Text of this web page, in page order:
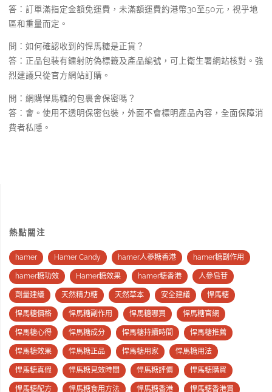
答：訂單滿指定金額免運費，未滿額運費約港幣30至50元，視乎地
區和重量而定。
問：如何確認收到的悍馬糖是正貨？
答：正品包裝有鐳射防偽標籤及產品編號，可上衛生署網站核對。強
烈建議只從官方網站訂購。
問：網購悍馬糖的包裹會保密嗎？
答：會。使用不透明保密包裝，外面不會標明產品內容，全面保障消
費者私隱。
熱點關注
hamer Hamer Candy hamer人蔘糖香港 hamer糖副作用
hamer糖功效 Hamer糖效果 hamer糖香港 人參皂苷
劑量建議 天然精力糖 天然草本 安全建議 悍馬糖
悍馬糖價格 悍馬糖副作用 悍馬糖哪買 悍馬糖官網
悍馬糖心得 悍馬糖成分 悍馬糖持續時間 悍馬糖推薦
悍馬糖效果 悍馬糖正品 悍馬糖用家 悍馬糖用法
悍馬糖真假 悍馬糖見效時間 悍馬糖評價 悍馬糖購買
悍馬糖配方 悍馬糖食用方法 悍馬糖香港 悍馬糖香港買